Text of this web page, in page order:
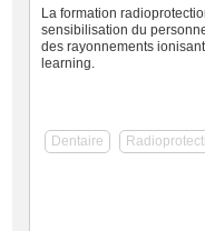
La formation
sensibilisation du
des rayonnements
learning.
Dentaire